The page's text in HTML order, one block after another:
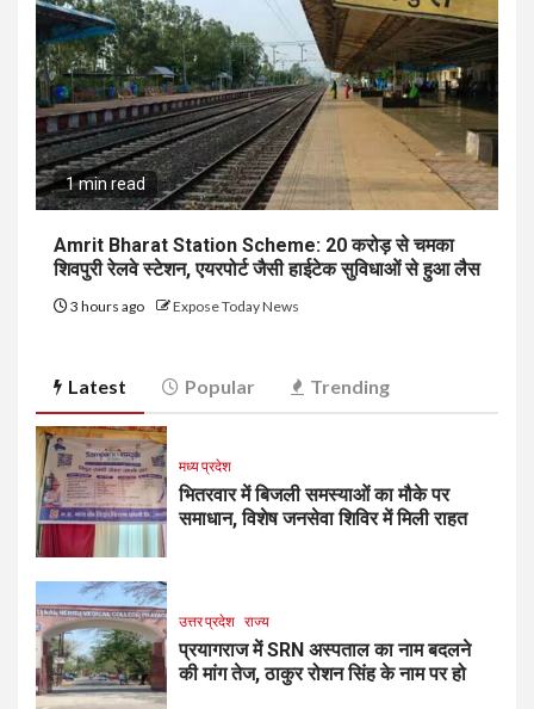
1 min read
Amrit Bharat Station Scheme: 20 करोड़ से चमका
शिवपुरी रेलवे स्टेशन, एयरपोर्ट जैसी हाईटेक सुविधाओं से हुआ लैस
3 hours ago Expose Today News
Latest Popular Trending
मध्य प्रदेश
भितरवार में बिजली समस्याओं का मौके पर
समाधान, विशेष जनसेवा शिविर में मिली राहत
उत्तर प्रदेश राज्य
प्रयागराज में SRN अस्पताल का नाम बदलने
की मांग तेज, ठाकुर रोशन सिंह के नाम पर हो